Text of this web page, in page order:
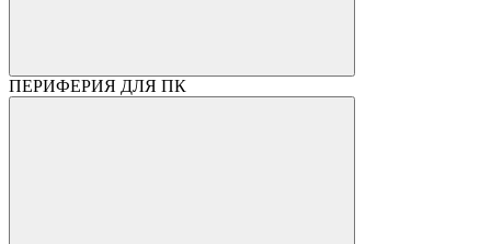
ПЕРИФЕРИЯ ДЛЯ ПК